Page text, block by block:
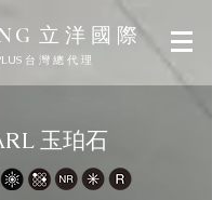
立 洋 國 際
台 灣 總 代 理
玉珀石